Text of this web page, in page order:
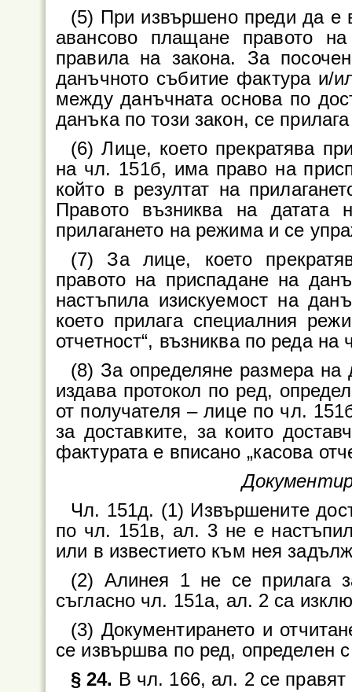
(5) При извършено преди да е
авансово плащане правото
правила на закона. За
данъчното събитие фактура и/
между данъчната основа по
данъка по този закон, се
(6) Лице, което прекратява
на чл. 151б, има право на
който в резултат на
Правото възниква на датата
прилагането на режима и се
(7) За лице, което
правото на приспадане на
настъпила изискуемост на
което прилага специалния
отчетност“, възниква по реда на
(8) За определяне размера
издава протокол по ред,
от получателя – лице по чл.
за доставките, за които
фактурата е вписано „касова
Чл. 151д. (1) Извършените
по чл. 151в, ал. 3 не е
или в известието към нея
(2) Алинея 1 не се прилага
съгласно чл. 151а, ал. 2 са
(3) Документирането и
се извършва по ред, определен
§ 24. В чл. 166, ал. 2 се